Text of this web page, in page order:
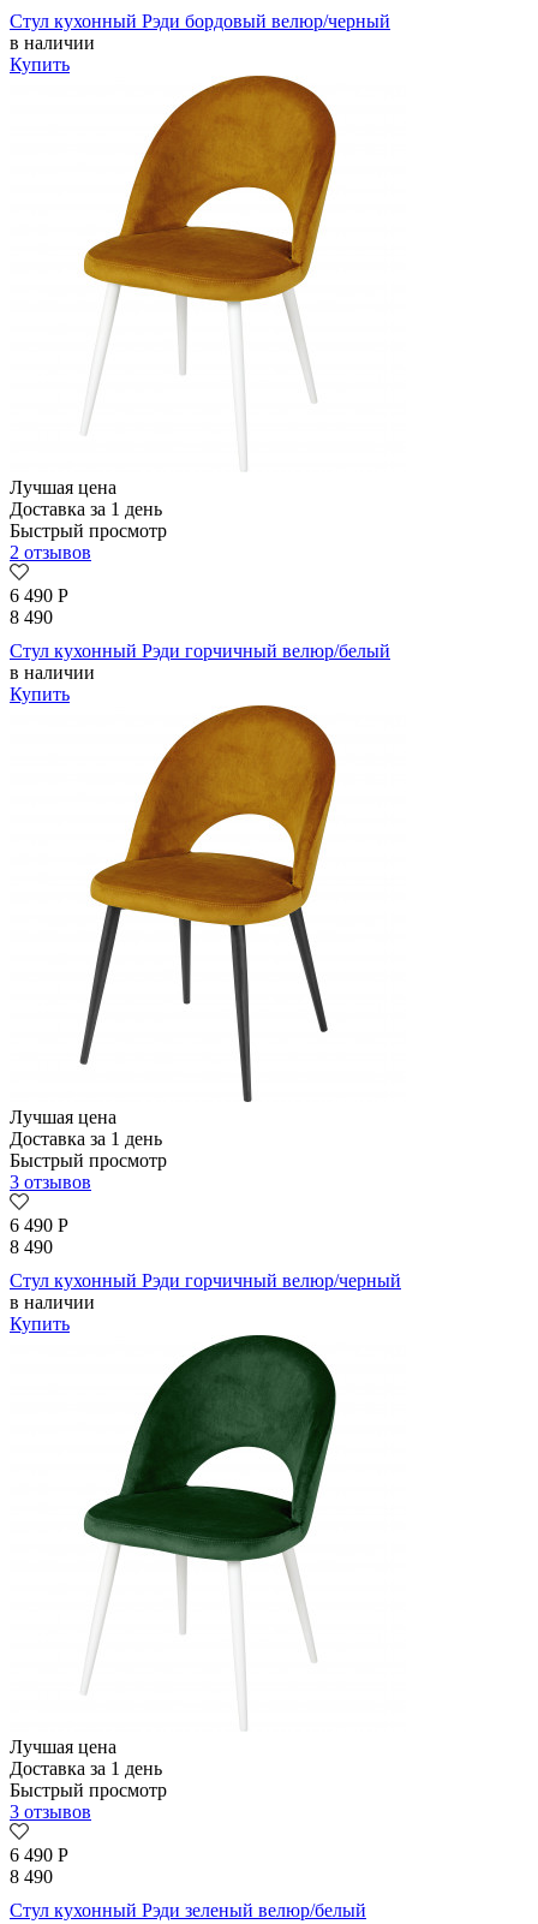
Стул кухонный Рэди бордовый велюр/черный
в наличии
Купить
Лучшая цена
Доставка за 1 день
Быстрый просмотр
2 отзывов
6 490 Р
8 490
Стул кухонный Рэди горчичный велюр/белый
в наличии
Купить
Лучшая цена
Доставка за 1 день
Быстрый просмотр
3 отзывов
6 490 Р
8 490
Стул кухонный Рэди горчичный велюр/черный
в наличии
Купить
Лучшая цена
Доставка за 1 день
Быстрый просмотр
3 отзывов
6 490 Р
8 490
Стул кухонный Рэди зеленый велюр/белый